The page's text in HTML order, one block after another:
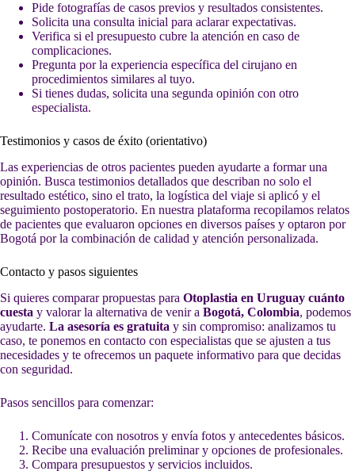
Pide fotografías de casos previos y resultados consistentes.
Solicita una consulta inicial para aclarar expectativas.
Verifica si el presupuesto cubre la atención en caso de
complicaciones.
Pregunta por la experiencia específica del cirujano en
procedimientos similares al tuyo.
Si tienes dudas, solicita una segunda opinión con otro
especialista.
Testimonios y casos de éxito (orientativo)
Las experiencias de otros pacientes pueden ayudarte a formar una
opinión. Busca testimonios detallados que describan no solo el
resultado estético, sino el trato, la logística del viaje si aplicó y el
seguimiento postoperatorio. En nuestra plataforma recopilamos relatos
de pacientes que evaluaron opciones en diversos países y optaron por
Bogotá por la combinación de calidad y atención personalizada.
Contacto y pasos siguientes
Si quieres comparar propuestas para Otoplastia en Uruguay cuánto
cuesta y valorar la alternativa de venir a Bogotá, Colombia, podemos
ayudarte. La asesoría es gratuita y sin compromiso: analizamos tu
caso, te ponemos en contacto con especialistas que se ajusten a tus
necesidades y te ofrecemos un paquete informativo para que decidas
con seguridad.
Pasos sencillos para comenzar:
Comunícate con nosotros y envía fotos y antecedentes básicos.
Recibe una evaluación preliminar y opciones de profesionales.
Compara presupuestos y servicios incluidos.